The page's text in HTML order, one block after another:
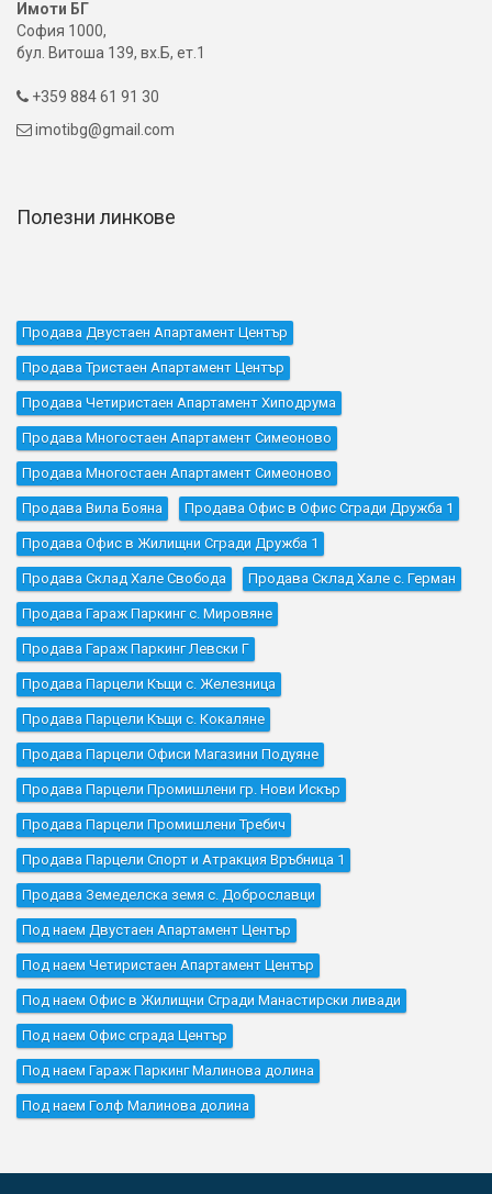
Имоти БГ
София 1000,
бул. Витоша 139, вх.Б, ет.1
 +359 884 61 91 30
 imotibg@gmail.com
Полезни линкове
Продава Двустаен Апартамент Център
Продава Тристаен Апартамент Център
Продава Четиристаен Апартамент Хиподрума
Продава Многостаен Апартамент Симеоново
Продава Многостаен Апартамент Симеоново
Продава Вила Бояна Продава Офис в Офис Сгради Дружба 1
Продава Офис в Жилищни Сгради Дружба 1
Продава Склад Хале Свобода Продава Склад Хале с. Герман
Продава Гараж Паркинг с. Мировяне
Продава Гараж Паркинг Левски Г
Продава Парцели Къщи с. Железница
Продава Парцели Къщи с. Кокаляне
Продава Парцели Офиси Магазини Подуяне
Продава Парцели Промишлени гр. Нови Искър
Продава Парцели Промишлени Требич
Продава Парцели Спорт и Атракция Връбница 1
Продава Земеделска земя с. Доброславци
Под наем Двустаен Апартамент Център
Под наем Четиристаен Апартамент Център
Под наем Офис в Жилищни Сгради Манастирски ливади
Под наем Офис сграда Център
Под наем Гараж Паркинг Малинова долина
Под наем Голф Малинова долина